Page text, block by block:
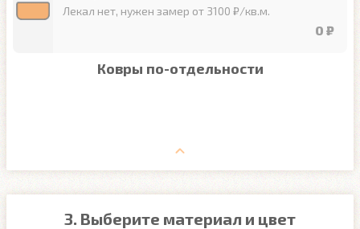
Лекал нет, нужен замер от 3100 ₽/кв.м.
0 ₽
Ковры по-отдельности
3. Выберите материал и цвет